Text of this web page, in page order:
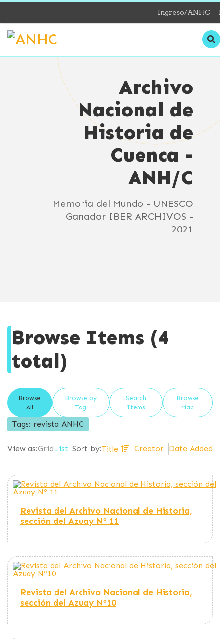
Ingreso/ANHC
Archivo
Nacional de
Historia de
Cuenca -
ANH/C
Memoria del Mundo - UNESCO
Ganador IBER ARCHIVOS -
2021
Browse Items (4
total)
Browse
All
Browse by
Tag
Search
Items
Browse
Map
Tags: revista ANHC
View as:GridList Sort by:Title Creator Date Added
Revista del Archivo Nacional de Historia,
sección del Azuay Nº 11
Revista del Archivo Nacional de Historia,
sección del Azuay Nº10